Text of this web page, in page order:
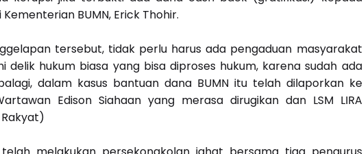
BUMN, Erick Thohir.
tersebut, tidak perlu harus ada pengaduan masyarakat
delik hukum biasa yang bisa diproses hukum, karena sudah ada
dalam kasus bantuan dana BUMN itu telah dilaporkan ke
Edison Siahaan yang merasa dirugikan dan LSM LIRA